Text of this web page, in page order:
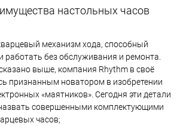
настольных часов
механизм хода, способный
работать без обслуживания и ремонта.
выше, компания Rhythm в своё
признанным новатором в изобретении
«маятников». Сегодня эти детали
совершенными комплектующими
часов;